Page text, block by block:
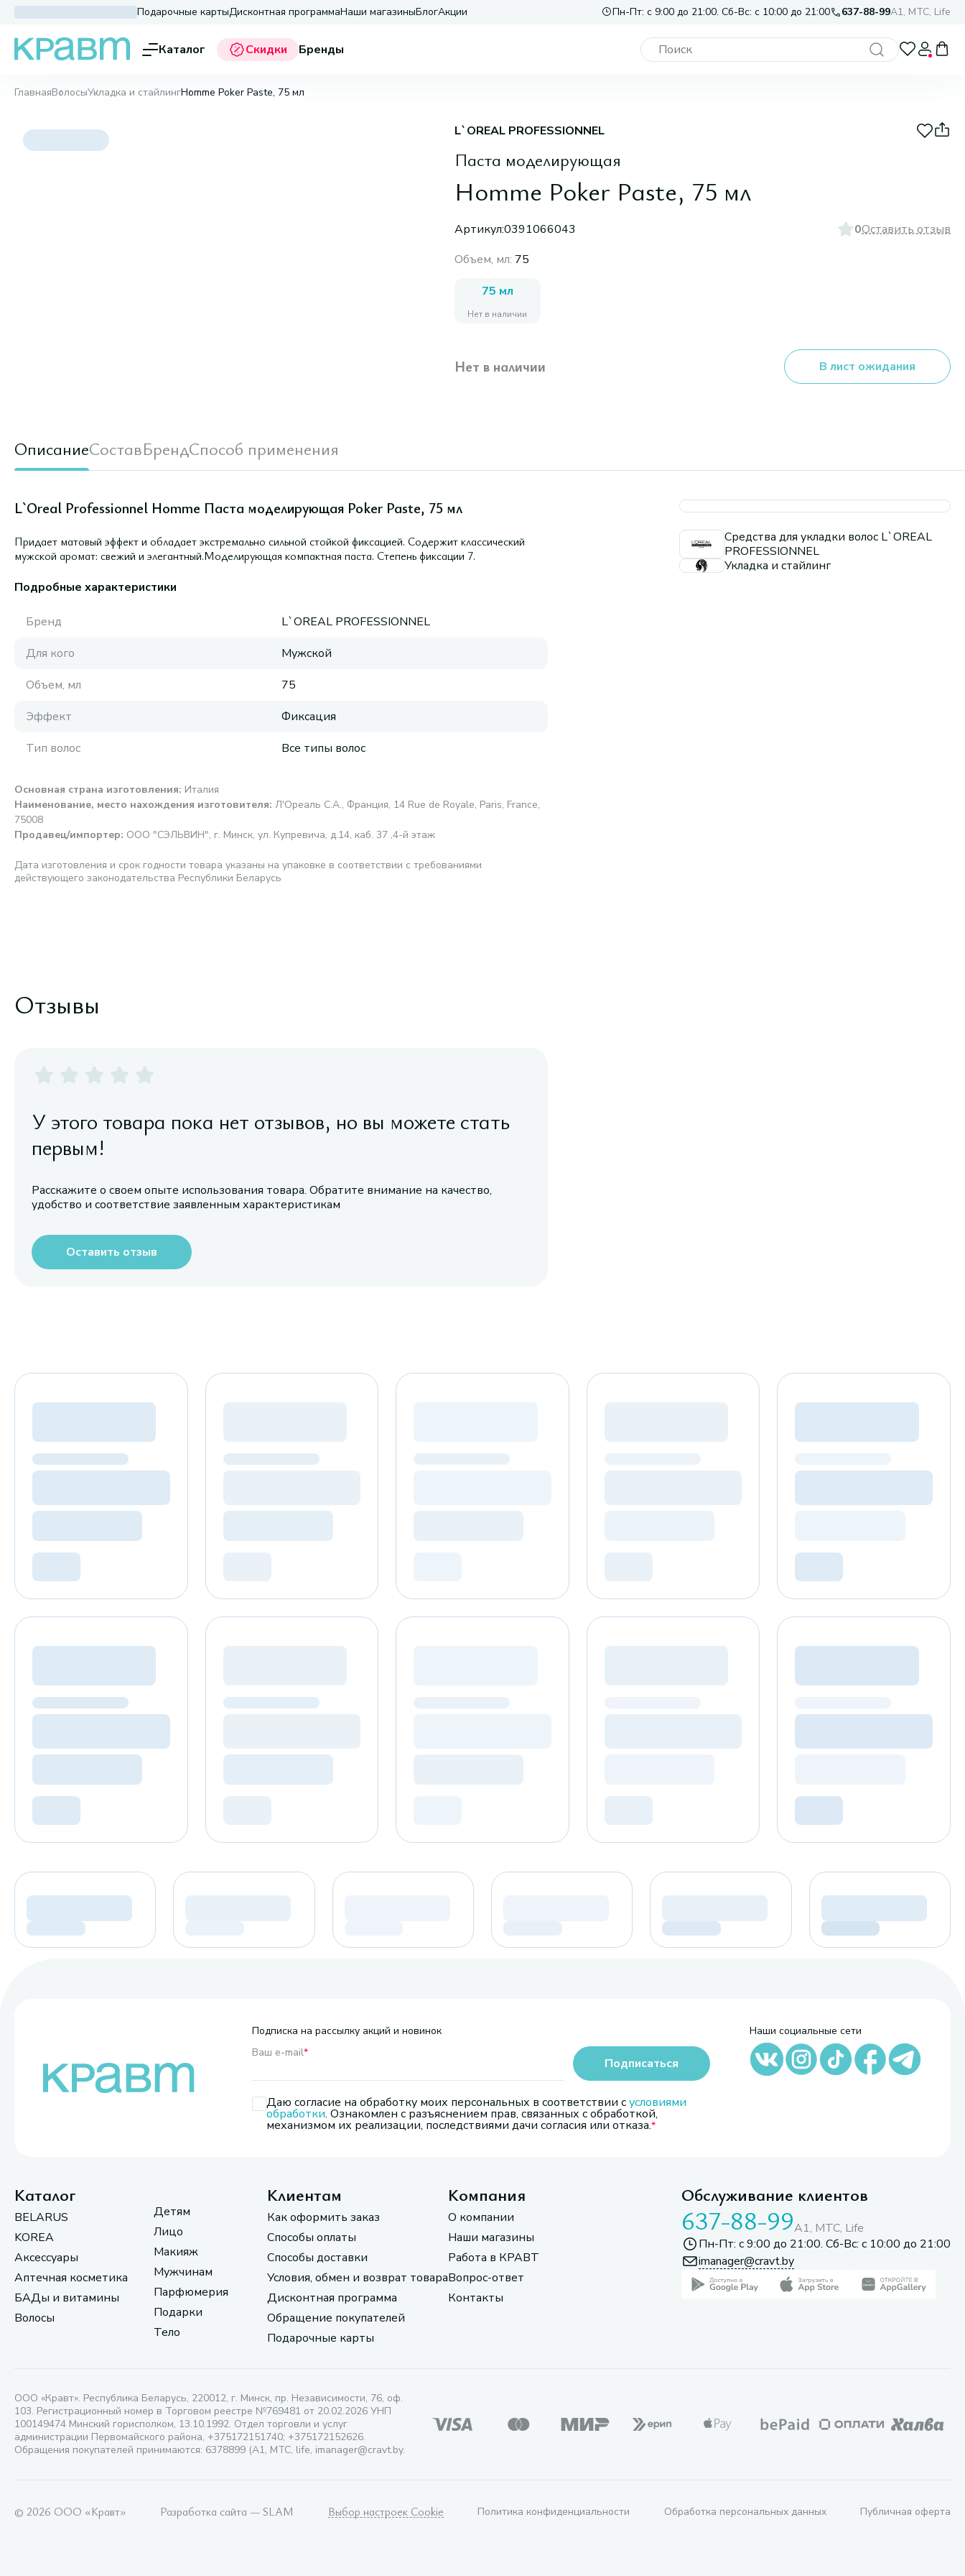
Подарочные картыДисконтная программаНаши магазиныБлогАкции Пн-Пт: с 9:00 до 21:00. Сб-Вс: с 10:00 до 21:00 637-88-99A1, МТС, Life
Каталог Скидки Бренды
ГлавнаяВолосыУкладка и стайлингHomme Poker Paste, 75 мл
L`OREAL PROFESSIONNEL
Паста моделирующая
Homme Poker Paste, 75 мл
Артикул:0391066043 0Оставить отзыв
Объем, мл: 75
75 мл
Нет в наличии
Нет в наличии В лист ожидания
ОписаниеСоставБрендСпособ применения
L`Oreal Professionnel Homme Паста моделирующая Poker Paste, 75 мл
Придает матовый эффект и обладает экстремально сильной стойкой фиксацией. Содержит классический
мужской аромат: свежий и элегантный.Моделирующая компактная паста. Степень фиксации 7.
Подробные характеристики
Бренд
L`OREAL PROFESSIONNEL
Для кого
Мужской
Объем, мл
75
Эффект
Фиксация
Тип волос
Все типы волос
Основная страна изготовления: Италия
Наименование, место нахождения изготовителя: Л'Ореаль С.А., Франция, 14 Rue de Royale, Paris, France,
75008
Продавец/импортер: ООО "СЭЛЬВИН", г. Минск, ул. Купревича, д.14, каб. 37 ,4-й этаж
Дата изготовления и срок годности товара указаны на упаковке в соответствии с требованиями
действующего законодательства Республики Беларусь
Средства для укладки волос L`OREAL
PROFESSIONNEL
Укладка и стайлинг
Отзывы
У этого товара пока нет отзывов, но вы можете стать
первым!
Расскажите о своем опыте использования товара. Обратите внимание на качество,
удобство и соответствие заявленным характеристикам
Оставить отзыв
Подписка на рассылку акций и новинок
Ваш e-mail*
Даю согласие на обработку моих персональных в соответствии сусловиями
обработки. Ознакомлен с разъяснением прав, связанных с обработкой,
механизмом их реализации, последствиями дачи согласия или отказа.
Подписаться
Наши социальные сети
Каталог
BELARUS
KOREA
Аксессуары
Аптечная косметика
БАДы и витамины
Волосы
Детям
Лицо
Макияж
Мужчинам
Парфюмерия
Подарки
Тело
Клиентам
Как оформить заказ
Способы оплаты
Способы доставки
Условия, обмен и возврат товара
Дисконтная программа
Обращение покупателей
Подарочные карты
Компания
О компании
Наши магазины
Работа в КРАВТ
Вопрос-ответ
Контакты
Обслуживание клиентов
637-88-99A1, МТС, Life
Пн-Пт: с 9:00 до 21:00. Сб-Вс: с 10:00 до 21:00
imanager@cravt.by
ООО «Кравт». Республика Беларусь, 220012, г. Минск, пр. Независимости, 76, оф.
103. Регистрационный номер в Торговом реестре №769481 от 20.02.2026 УНП
100149474 Минский горисполком, 13.10.1992. Отдел торговли и услуг
администрации Первомайского района, +375172151740; +375172152626.
Обращения покупателей принимаются: 6378899 (А1, МТС, life, imanager@cravt.by.
© 2026 ООО «Кравт» Разработка сайта — SLAM Выбор настроек Cookie Политика конфиденциальности Обработка персональных данных Публичная оферта